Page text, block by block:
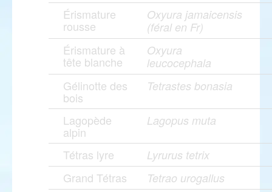
Érismature
rousse
Oxyura jamaicensis
(féral en Fr)
Érismature à
tête blanche
Oxyura
leucocephala
Gélinotte des
bois
Tetrastes bonasia
Lagopède
alpin
Lagopus muta
Tétras lyre Lyrurus tetrix
Grand Tétras Tetrao urogallus